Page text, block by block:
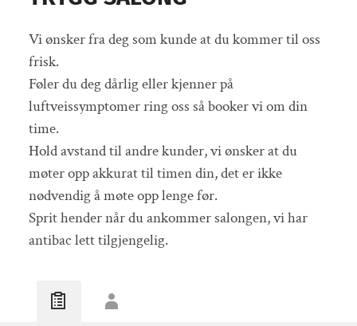
Vi ønsker fra deg som kunde at du kommer til oss
frisk.
Føler du deg dårlig eller kjenner på
luftveissymptomer ring oss så booker vi om din
time.
Hold avstand til andre kunder, vi ønsker at du
møter opp akkurat til timen din, det er ikke
nødvendig å møte opp lenge før.
Sprit hender når du ankommer salongen, vi har
antibac lett tilgjengelig.